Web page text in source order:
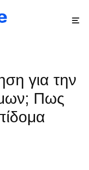
για την
Πως